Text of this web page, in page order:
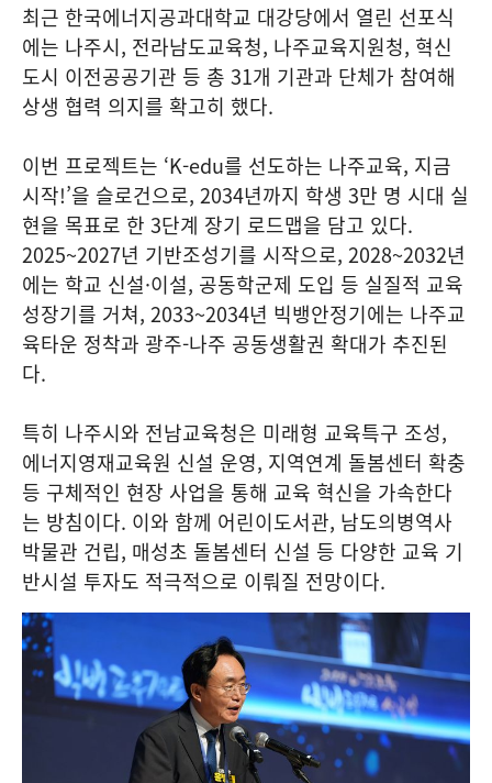
최근 한국에너지공과대학교 대강당에서 열린 선포식
에는 나주시, 전라남도교육청, 나주교육지원청, 혁신
도시 이전공공기관 등 총 31개 기관과 단체가 참여해
상생 협력 의지를 확고히 했다.
이번 프로젝트는 ‘K-edu를 선도하는 나주교육, 지금
시작!’을 슬로건으로, 2034년까지 학생 3만 명 시대 실
현을 목표로 한 3단계 장기 로드맵을 담고 있다.
2025~2027년 기반조성기를 시작으로, 2028~2032년
에는 학교 신설·이설, 공동학군제 도입 등 실질적 교육
성장기를 거쳐, 2033~2034년 빅뱅안정기에는 나주교
육타운 정착과 광주-나주 공동생활권 확대가 추진된
다.
특히 나주시와 전남교육청은 미래형 교육특구 조성,
에너지영재교육원 신설 운영, 지역연계 돌봄센터 확충
등 구체적인 현장 사업을 통해 교육 혁신을 가속한다
는 방침이다. 이와 함께 어린이도서관, 남도의병역사
박물관 건립, 매성초 돌봄센터 신설 등 다양한 교육 기
반시설 투자도 적극적으로 이뤄질 전망이다.